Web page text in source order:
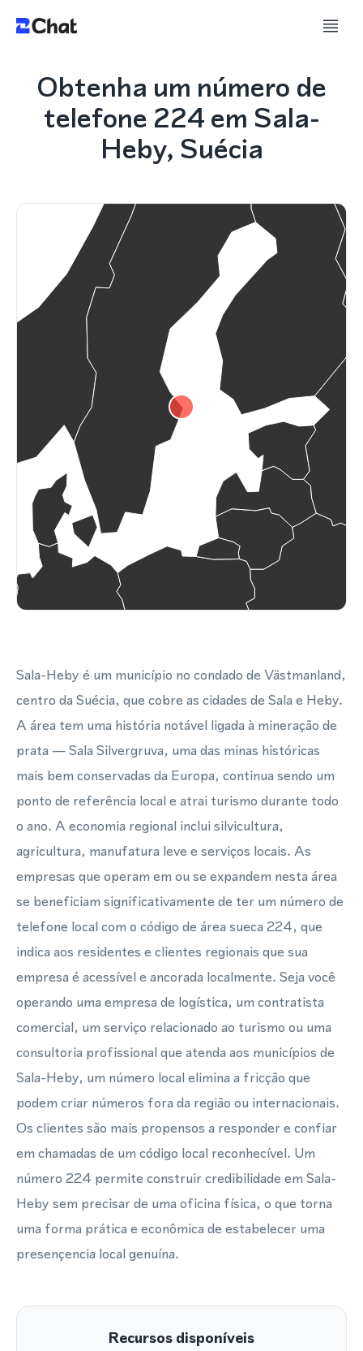
Obtenha um número de
telefone 224 em Sala-
Heby, Suécia
Sala-Heby é um município no condado de Västmanland,
centro da Suécia, que cobre as cidades de Sala e Heby.
A área tem uma história notável ligada à mineração de
prata — Sala Silvergruva, uma das minas históricas
mais bem conservadas da Europa, continua sendo um
ponto de referência local e atrai turismo durante todo
o ano. A economia regional inclui silvicultura,
agricultura, manufatura leve e serviços locais. As
empresas que operam em ou se expandem nesta área
se beneficiam significativamente de ter um número de
telefone local com o código de área sueca 224, que
indica aos residentes e clientes regionais que sua
empresa é acessível e ancorada localmente. Seja você
operando uma empresa de logística, um contratista
comercial, um serviço relacionado ao turismo ou uma
consultoria profissional que atenda aos municípios de
Sala-Heby, um número local elimina a fricção que
podem criar números fora da região ou internacionais.
Os clientes são mais propensos a responder e confiar
em chamadas de um código local reconhecível. Um
número 224 permite construir credibilidade em Sala-
Heby sem precisar de uma oficina física, o que torna
uma forma prática e econômica de estabelecer uma
presençencia local genuína.
Recursos disponíveis